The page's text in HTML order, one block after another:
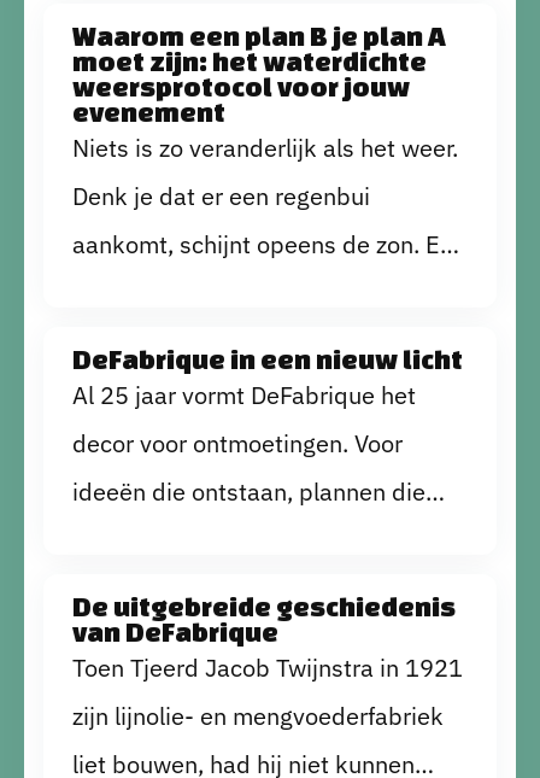
over tien subzalen, die verteld
worden over de ins en outs van het
marketingvak. Hoe zorgen we bij
DeFabrique ervoor dat er geen
opstoppingen plaatsvinden,
iedereen weet waar ze moeten zijn
huis gaat? We nemen je mee.
Waarom een plan B je plan A
moet zijn: het waterdichte
weersprotocol voor jouw
evenement
Niets is zo veranderlijk als het weer.
Denk je dat er een regenbui
aankomt, schijnt opeens de zon. En
voorbereiding en een sterke “plan
B”, kun je elke weersverwachting
aan. Bij DeFabrique staat ons team
altijd voor je klaar met een zon- en
DeFabrique in een nieuw licht
Al 25 jaar vormt DeFabrique het
decor voor ontmoetingen. Voor
ideeën die ontstaan, plannen die
mensen bijblijven. De geschiedenis
is hier voelbaar – in de muren, de
ruimtes en het industriële karakter –
maar onze blik is altijd vooruit
De uitgebreide geschiedenis
van DeFabrique
Toen Tjeerd Jacob Twijnstra in 1921
zijn lijnolie‑ en mengvoederfabriek
liet bouwen, had hij niet kunnen